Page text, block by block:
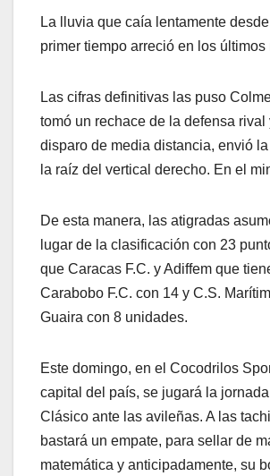
La lluvia que caía lentamente
primer tiempo arreció en los últimos
Las cifras definitivas las puso
tomó un rechace de la defensa rival
disparo de media distancia, envió
la raíz del vertical derecho. En el
De esta manera, las atigradas
lugar de la clasificación con 23
que Caracas F.C. y Adiffem que
Carabobo F.C. con 14 y C.S.
Guaira con 8 unidades.
Este domingo, en el Cocodrilos
capital del país, se jugará la jornada
Clásico ante las avileñas. A las
bastará un empate, para sellar de
matemática y anticipadamente, su